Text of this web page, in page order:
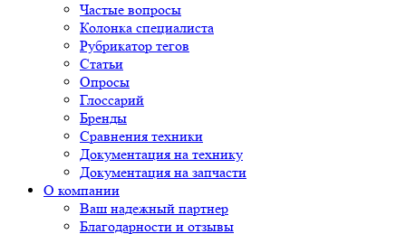
Частые вопросы
Колонка специалиста
Рубрикатор тегов
Статьи
Опросы
Глоссарий
Бренды
Сравнения техники
Документация на технику
Документация на запчасти
О компании
Ваш надежный партнер
Благодарности и отзывы